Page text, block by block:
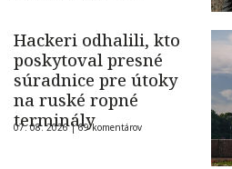
Hackeri odhalili, kto
poskytoval presné
súradnice pre útoky
na ruské ropné
terminály
07. 08. 2026 |69 komentárov